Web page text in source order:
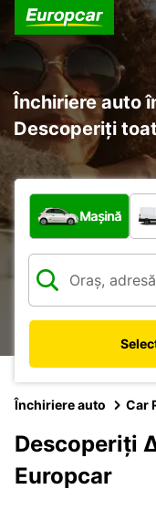
Închiriere auto
Descoperiți
Ce tip de vehicul?
Mașină
Închiriere auto Car
Descoperiți
Europcar